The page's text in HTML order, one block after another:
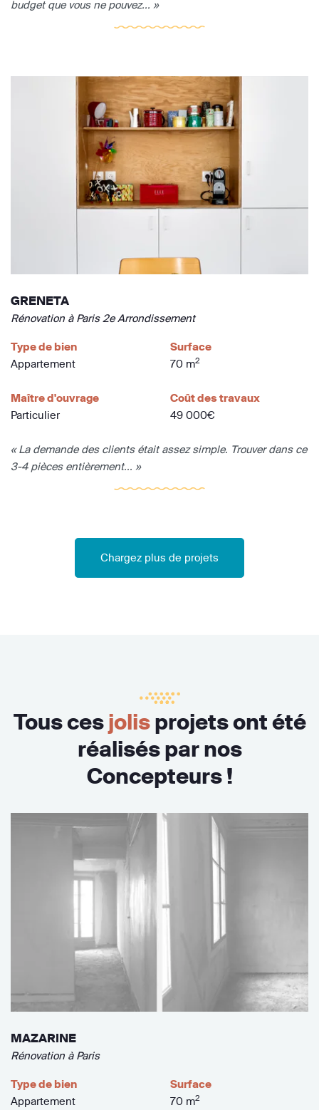
budget que vous ne pouvez... »
GRENETA
Rénovation à Paris 2e Arrondissement
Type de bien
Appartement
Surface
70 m2
Maître d'ouvrage
Particulier
Coût des travaux
49 000€
« La demande des clients était assez simple. Trouver dans ce
3-4 pièces entièrement... »
Chargez plus de projets
Tous cesjolisprojets ont été
réalisés par nos
Concepteurs !
MAZARINE
Rénovation à Paris
Type de bien
Appartement
Surface
70 m2